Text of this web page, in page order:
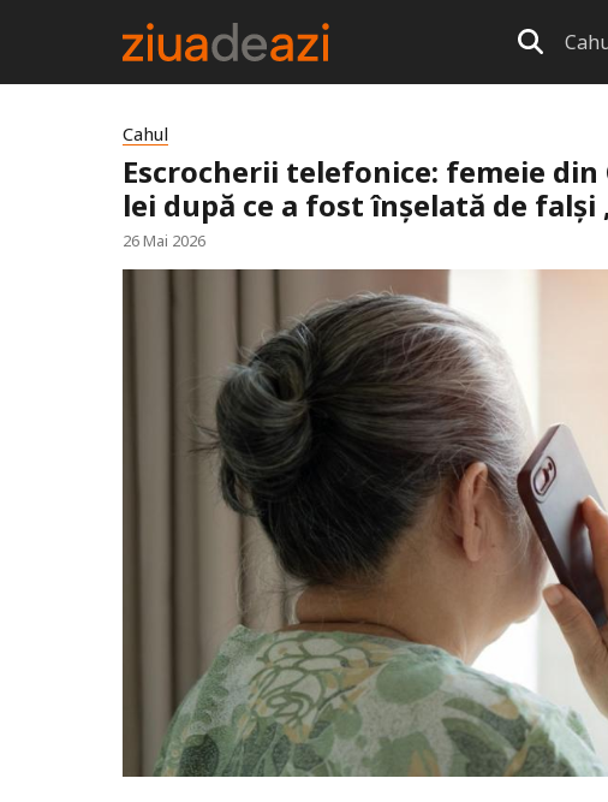
Cahul
Escrocherii telefonice: femeie din
lei după ce a fost înșelată de falși
26 Mai 2026